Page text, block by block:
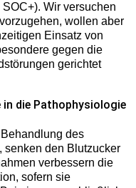
Wir versuchen
wollen aber
Einsatz von
gegen die
gerichtet
in die Pathophysiologie
des
senken den Blutzucker
verbessern die
sofern sie